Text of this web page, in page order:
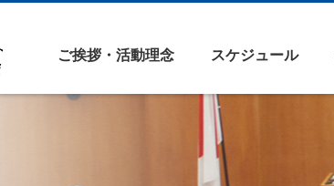
ご挨拶・活動理念 スケジュール